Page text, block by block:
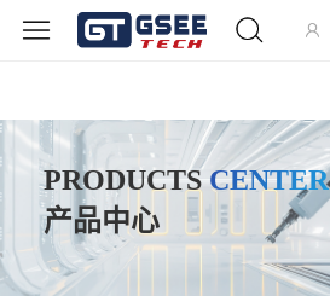
PRODUCTSCENTER
产品中心